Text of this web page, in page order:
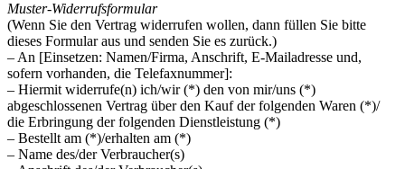
Muster-Widerrufsformular
(Wenn Sie den Vertrag widerrufen wollen, dann füllen Sie bitte
dieses Formular aus und senden Sie es zurück.)
– An [Einsetzen: Namen/Firma, Anschrift, E-Mailadresse und,
sofern vorhanden, die Telefaxnummer]:
– Hiermit widerrufe(n) ich/wir (*) den von mir/uns (*)
abgeschlossenen Vertrag über den Kauf der folgenden Waren (*)/
die Erbringung der folgenden Dienstleistung (*)
– Bestellt am (*)/erhalten am (*)
– Name des/der Verbraucher(s)